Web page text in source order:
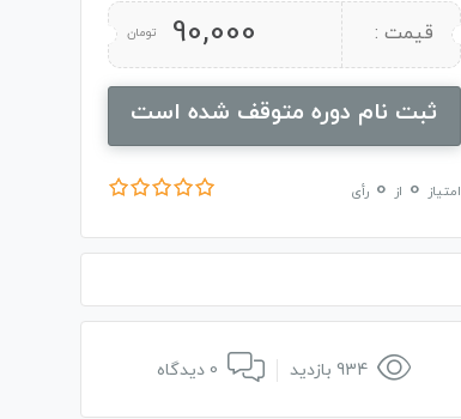
قیمت : 90,000 تومان
ثبت نام دوره متوقف شده است
امتیاز 0 از 0 رأی